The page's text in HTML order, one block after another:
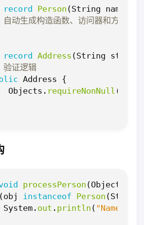
record Person (String name
动生成构造函数、访问器和方法
record Address (String street
证逻辑
Address {
Objects . requireNonNull (
processPerson (Object
(obj instanceof Person (String
System. out . println ( "Name: "